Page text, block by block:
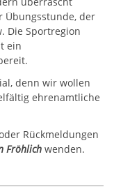
Übungsstunde, der
Die Sportregion
ein
denn wir wollen
ehrenamtliche
Rückmeldungen
Fröhlich wenden.